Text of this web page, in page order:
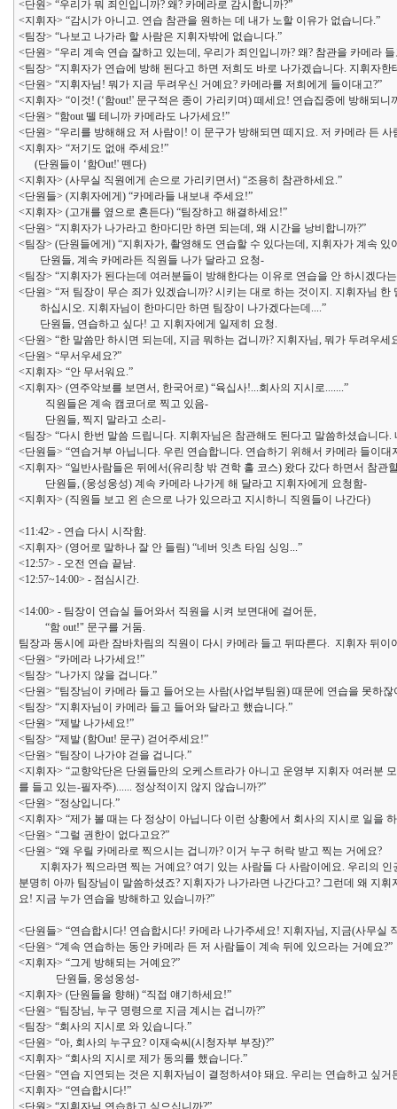
<단원> “우리가 뭐 죄인입니까? 왜? 카메라로 감시합니까?”
<지휘자> “감시가 아니고. 연습 참관을 원하는 데 내가 노할 이유가 없습니다.”
<팀장> “나보고 나가라 할 사람은 지휘자밖에 없습니다.”
<단원> “우리 계속 연습 잘하고 있는데, 우리가 죄인입니까? 왜? 참관을 카메라
<팀장> “지휘자가 연습에 방해 된다고 하면 저희도 바로 나가겠습니다. 지휘자한
<단원> “지휘자님! 뭐가 지금 두려우신 거예요? 카메라를 저희에게 들이대고?”
<지휘자> “이것! (‘함out!' 문구적은 종이 가리키며) 떼세요! 연습집중에 방해되니
<단원> “함out 뗄 테니까 카메라도 나가세요!”
<단원> “우리를 방해해요 저 사람이! 이 문구가 방해되면 떼지요. 저 카메라 든
<지휘자> “저기도 없애 주세요!”
(단원들이 ‘함Out!' 뗀다)
<지휘자> (사무실 직원에게 손으로 가리키면서) “조용히 참관하세요.”
<단원들> (지휘자에게) “카메라들 내보내 주세요!”
<지휘자> (고개를 옆으로 흔든다) “팀장하고 해결하세요!”
<단원> “지휘자가 나가라고 한마디만 하면 되는데, 왜 시간을 낭비합니까?”
<팀장> (단원들에게) “지휘자가, 촬영해도 연습할 수 있다는데, 지휘자가 계속
단원들, 계속 카메라든 직원들 나가 달라고 요청-
<팀장> “지휘자가 된다는데 여러분들이 방해한다는 이유로 연습을 안 하시겠다
<단원> “저 팀장이 무슨 죄가 있겠습니까? 시키는 대로 하는 것이지. 지휘자님 한
하십시오. 지휘자님이 한마디만 하면 팀장이 나가겠다는데....”
단원들, 연습하고 싶다! 고 지휘자에게 일제히 요청.
<단원> “한 말씀만 하시면 되는데, 지금 뭐하는 겁니까? 지휘자님, 뭐가 두려우세
<단원> “무서우세요?”
<지휘자> “안 무서워요.”
<지휘자> (연주악보를 보면서, 한국어로) “육십사!...회사의 지시로.......”
직원들은 계속 캠코더로 찍고 있음-
단원들, 찍지 말라고 소리-
<팀장> “다시 한번 말씀 드립니다. 지휘자님은 참관해도 된다고 말씀하셨습니다
<단원들> “연습거부 아닙니다. 우린 연습합니다. 연습하기 위해서 카메라 들이대
<지휘자> “일반사람들은 뒤에서(유리창 밖 견학 홀 코스) 왔다 갔다 하면서 참관
단원들, (웅성웅성) 계속 카메라 나가게 해 달라고 지휘자에게 요청함-
<지휘자> (직원들 보고 왼 손으로 나가 있으라고 지시하니 직원들이 나간다)
<11:42> - 연습 다시 시작함.
<지휘자> (영어로 말하나 잘 안 들림) “네버 잇츠 타임 싱잉...”
<12:57> - 오전 연습 끝남.
<12:57~14:00> - 점심시간.
<14:00> - 팀장이 연습실 들어와서 직원을 시켜 보면대에 걸어둔,
“함 out!" 문구를 거둠.
팀장과 동시에 파란 잠바차림의 직원이 다시 카메라 들고 뒤따른다. 지휘자 뒤이
<단원> “카메라 나가세요!”
<팀장> “나가지 않을 겁니다.”
<단원> “팀장님이 카메라 들고 들어오는 사람(사업부팀원) 때문에 연습을 못하잖
<팀장> “지휘자님이 카메라 들고 들어와 달라고 했습니다.”
<단원> “제발 나가세요!”
<팀장> “제발 (함Out! 문구) 걷어주세요!”
<단원> “팀장이 나가야 걷을 겁니다.”
<지휘자> “교향악단은 단원들만의 오케스트라가 아니고 운영부 지휘자 여러분
를 들고 있는-필자주)...... 정상적이지 않지 않습니까?”
<단원> “정상입니다.”
<지휘자> “제가 볼 때는 다 정상이 아닙니다 이런 상황에서 회사의 지시로 일을
<단원> “그럴 권한이 없다고요?”
<단원> “왜 우릴 카메라로 찍으시는 겁니까? 이거 누구 허락 받고 찍는 거에요?
지휘자가 찍으라면 찍는 거예요? 여기 있는 사람들 다 사람이에요. 우리의 인
분명히 아까 팀장님이 말씀하셨죠? 지휘자가 나가라면 나간다고? 그런데 왜 지
요! 지금 누가 연습을 방해하고 있습니까?”
<단원들> “연습합시다! 연습합시다! 카메라 나가주세요! 지휘자님, 지금(사무실
<단원> “계속 연습하는 동안 카메라 든 저 사람들이 계속 뒤에 있으라는 거예요?”
<지휘자> “그게 방해되는 거예요?”
단원들, 웅성웅성-
<지휘자> (단원들을 향해) “직접 얘기하세요!”
<단원> “팀장님, 누구 명령으로 지금 계시는 겁니까?”
<팀장> “회사의 지시로 와 있습니다.”
<단원> “아, 회사의 누구요? 이재숙씨(시청자부 부장)?”
<지휘자> “회사의 지시로 제가 동의를 했습니다.”
<단원> “연습 지연되는 것은 지휘자님이 결정하셔야 돼요. 우리는 연습하고 싶거
<지휘자> “연습합시다!”
<단원> “지휘자님 연습하고 싶으십니까?”